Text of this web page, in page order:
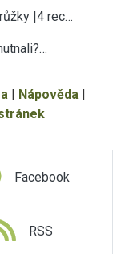
|4 rec…
| Nápověda|
Facebook
RSS